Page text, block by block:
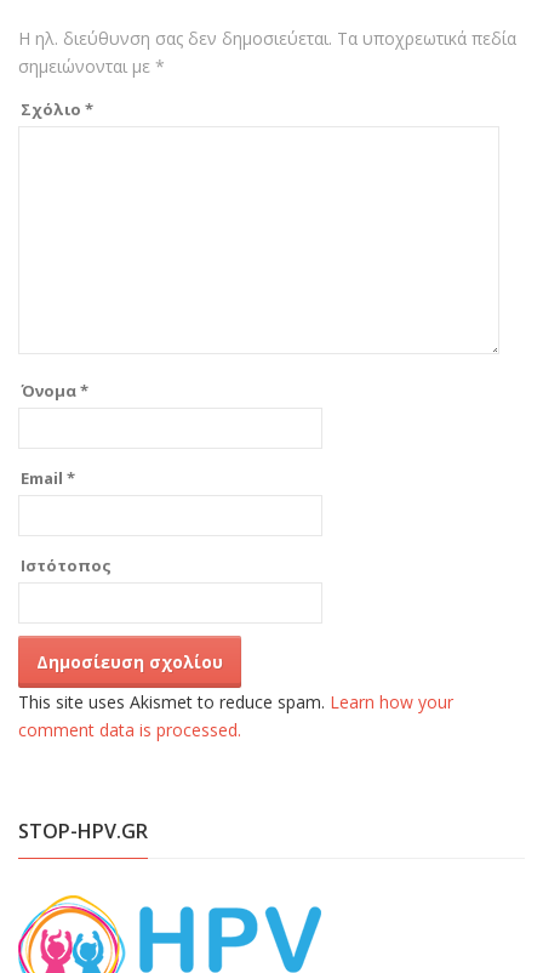
Η ηλ. διεύθυνση σας δεν δημοσιεύεται. Τα υποχρεωτικά πεδία
σημειώνονται με *
Σχόλιο *
Όνομα*
Email *
Ιστότοπος
This site uses Akismet to reduce spam. Learn how your
comment data is processed.
STOP-HPV.GR